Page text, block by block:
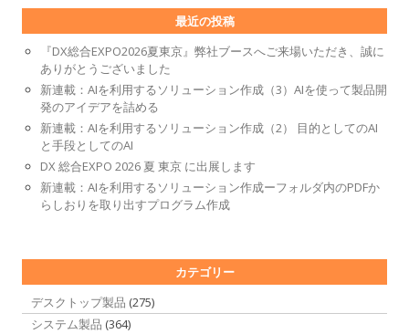
最近の投稿
『DX総合EXPO2026夏東京』弊社ブースへご来場いただき、誠に
ありがとうございました
新連載：AIを利用するソリューション作成（3）AIを使って製品開
発のアイデアを詰める
新連載：AIを利用するソリューション作成（2） 目的としてのAI
と手段としてのAI
DX 総合EXPO 2026 夏 東京 に出展します
新連載：AIを利用するソリューション作成ーフォルダ内のPDFか
らしおりを取り出すプログラム作成
カテゴリー
デスクトップ製品 (275)
システム製品 (364)